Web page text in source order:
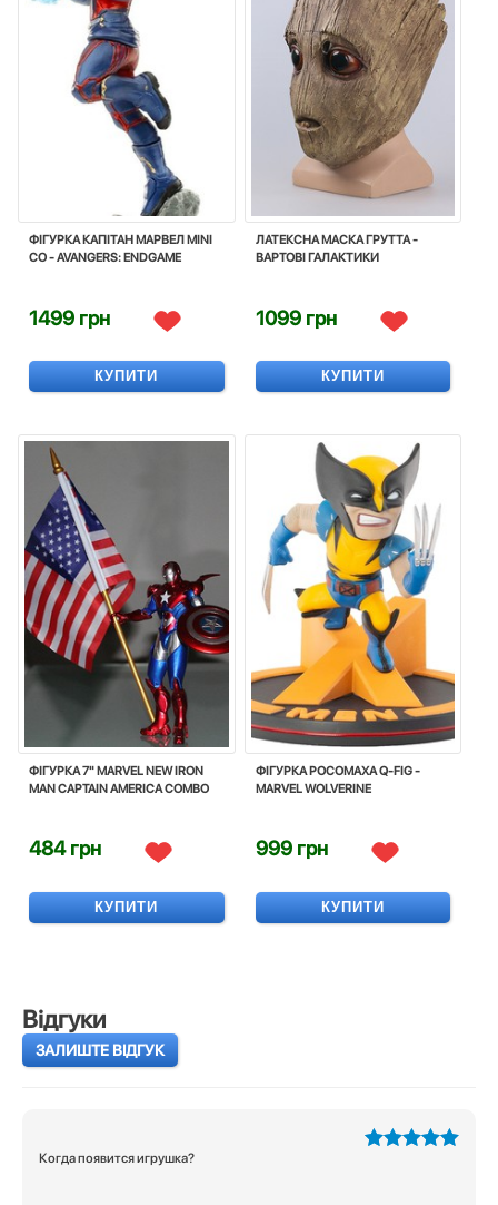
ФІГУРКА КАПІТАН МАРВЕЛ MINI
CO - AVANGERS: ENDGAME
1499 грн
КУПИТИ
ЛАТЕКСНА МАСКА ГРУТТА -
ВАРТОВI ГАЛАКТИКИ
1099 грн
КУПИТИ
ФІГУРКА 7" MARVEL NEW IRON
MAN CAPTAIN AMERICA COMBO
484 грн
КУПИТИ
ФIГУРКА РОСОМАХА Q-FIG -
MARVEL WOLVERINE
999 грн
КУПИТИ
Відгуки
ЗАЛИШТЕ ВІДГУК
Когда появится игрушка?